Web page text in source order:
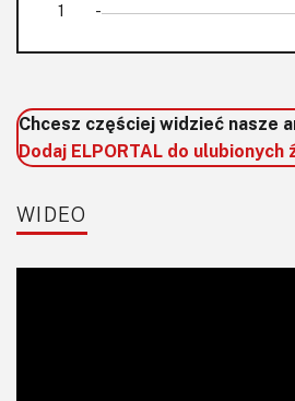
1
-
Chcesz częściej widzieć nasze
Dodaj ELPORTAL do ulubionych
WIDEO